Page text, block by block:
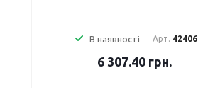
В наявності Арт. 42406
6 307.40 грн.